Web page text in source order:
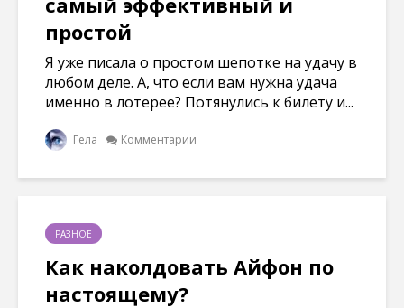
простой
Я уже писала о простом шепотке на удачу в
любом деле. А, что если вам нужна удача
именно в лотерее? Потянулись к билету и...
Гела Комментарии
РАЗНОЕ
Как наколдовать Айфон по
настоящему?